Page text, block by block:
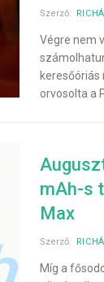
Szerző:
Végre nem
keresőóriás
orvosolta a
mAh-s
Max
Szerző:
Míg a